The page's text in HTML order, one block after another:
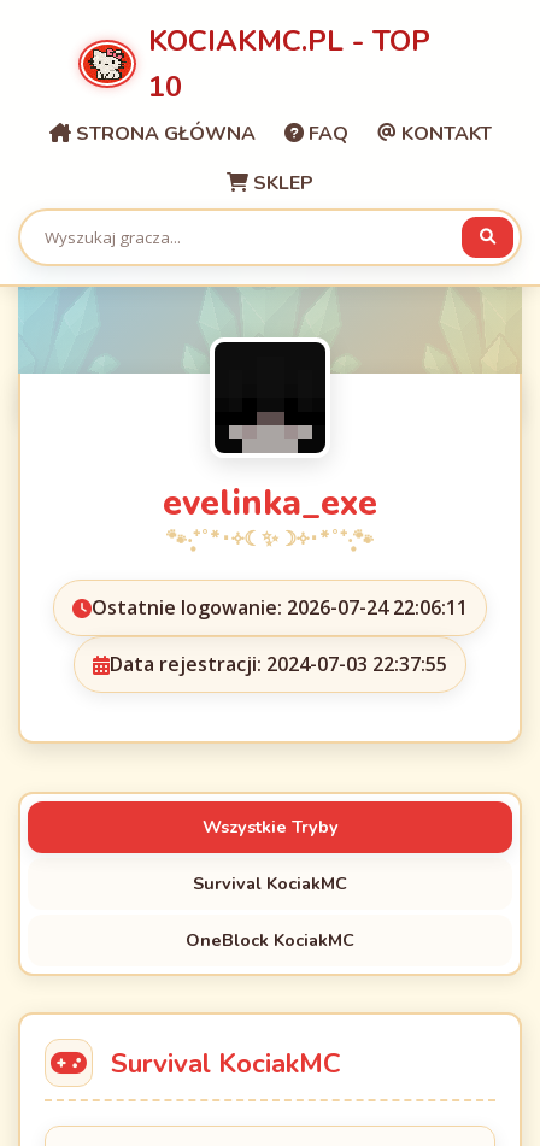
KOCIAKMC.PL - TOP
10
STRONA GŁÓWNA FAQ
KONTAKT
SKLEP
evelinka_exe
Ostatnie logowanie: 2026-07-24 22:06:11
Data rejestracji: 2024-07-03 22:37:55
Wszystkie Tryby
Survival KociakMC
OneBlock KociakMC
Survival KociakMC